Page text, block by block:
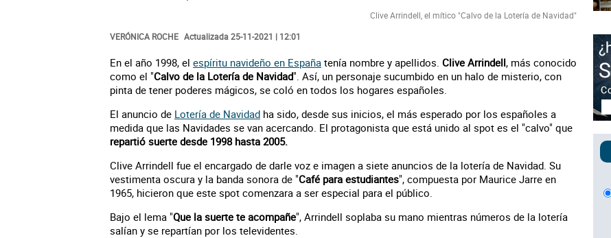
Clive Arrindell, el mítico "Calvo de la Lotería de Navidad"
VERÓNICA ROCHE Actualizada 25-11-2021 | 12:01
En el año 1998, el espíritu navideño en España tenía nombre y apellidos. Clive Arrindell, más conocido
como el "Calvo de la Lotería de Navidad". Así, un personaje sucumbido en un halo de misterio, con
pinta de tener poderes mágicos, se coló en todos los hogares españoles.
El anuncio de Lotería de Navidad ha sido, desde sus inicios, el más esperado por los españoles a
medida que las Navidades se van acercando. El protagonista que está unido al spot es el "calvo" que
repartió suerte desde 1998 hasta 2005.
Clive Arrindell fue el encargado de darle voz e imagen a siete anuncios de la lotería de Navidad. Su
vestimenta oscura y la banda sonora de "Café para estudiantes", compuesta por Maurice Jarre en
1965, hicieron que este spot comenzara a ser especial para el público.
Bajo el lema "Que la suerte te acompañe", Arrindell soplaba su mano mientras números de la lotería
salían y se repartían por los televidentes.